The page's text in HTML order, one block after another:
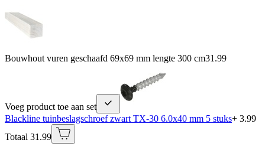
Bouwhout vuren geschaafd 69x69 mm lengte 300 cm31.99
Voeg product toe aan set
Blackline tuinbeslagschroef zwart TX-30 6.0x40 mm 5 stuks+ 3.99
Totaal 31.99